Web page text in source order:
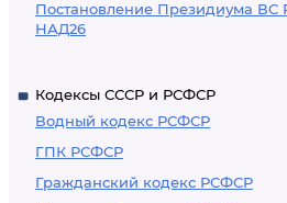
Постановление Президиума ВС
НАД26
Кодексы СССР и РСФСР
Водный кодекс РСФСР
ГПК РСФСР
Гражданский кодекс РСФСР